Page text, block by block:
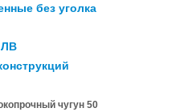
без уголка
ЛВ
чугун 50